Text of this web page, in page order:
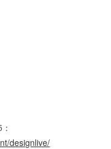
designlive/